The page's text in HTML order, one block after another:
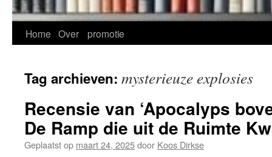
Home Over promotie
Tag archieven: mysterieuze explosies
Recensie van ‘Apocalyps
De Ramp die uit de Ruimte
Geplaatst op maart 24, 2025door Koos Dirkse